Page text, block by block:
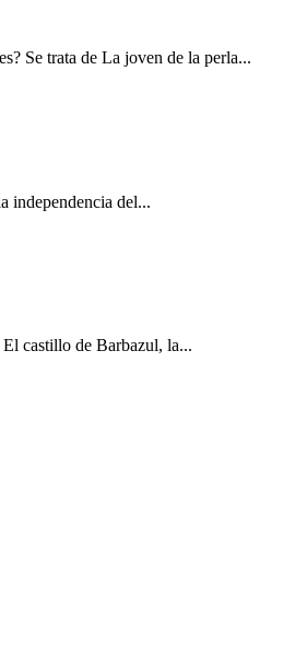
Se trata de La joven de la perla...
independencia del...
castillo de Barbazul, la...